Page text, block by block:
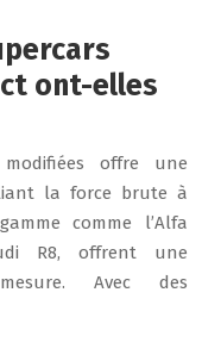
ont-elles
modifiées offre une
la force brute à
comme l’Alfa
R8, offrent une
Avec des